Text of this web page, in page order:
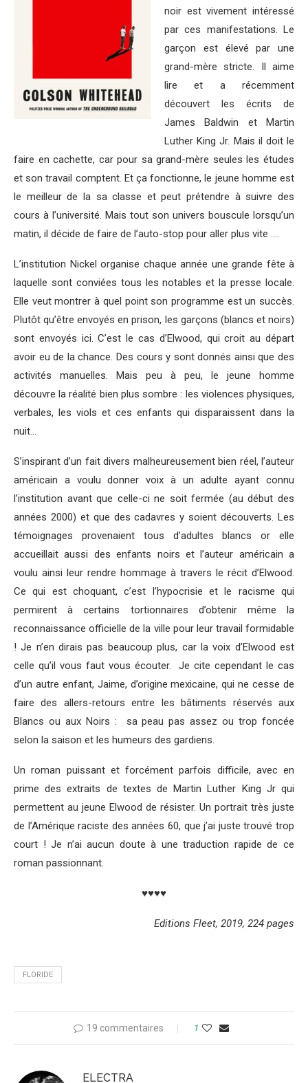
noir est vivement intéressé
par ces manifestations. Le
garçon est élevé par une
grand-mère stricte. Il aime
lire et a récemment
découvert les écrits de
James Baldwin et Martin
Luther King Jr. Mais il doit le
faire en cachette, car pour sa grand-mère seules les études
et son travail comptent. Et ça fonctionne, le jeune homme est
le meilleur de la sa classe et peut prétendre à suivre des
cours à l’université. Mais tout son univers bouscule lorsqu’un
matin, il décide de faire de l’auto-stop pour aller plus vite ….
L’institution Nickel organise chaque année une grande fête à
laquelle sont conviées tous les notables et la presse locale.
Elle veut montrer à quel point son programme est un succès.
Plutôt qu’être envoyés en prison, les garçons (blancs et noirs)
sont envoyés ici. C’est le cas d’Elwood, qui croit au départ
avoir eu de la chance. Des cours y sont donnés ainsi que des
activités manuelles. Mais peu à peu, le jeune homme
découvre la réalité bien plus sombre : les violences physiques,
verbales, les viols et ces enfants qui disparaissent dans la
nuit…
S’inspirant d’un fait divers malheureusement bien réel, l’auteur
américain a voulu donner voix à un adulte ayant connu
l’institution avant que celle-ci ne soit fermée (au début des
années 2000) et que des cadavres y soient découverts. Les
témoignages provenaient tous d’adultes blancs or elle
accueillait aussi des enfants noirs et l’auteur américain a
voulu ainsi leur rendre hommage à travers le récit d’Elwood.
Ce qui est choquant, c’est l’hypocrisie et le racisme qui
permirent à certains tortionnaires d’obtenir même la
reconnaissance officielle de la ville pour leur travail formidable
! Je n’en dirais pas beaucoup plus, car la voix d’Elwood est
celle qu’il vous faut vous écouter. Je cite cependant le cas
d’un autre enfant, Jaime, d’origine mexicaine, qui ne cesse de
faire des allers-retours entre les bâtiments réservés aux
Blancs ou aux Noirs : sa peau pas assez ou trop foncée
selon la saison et les humeurs des gardiens.
Un roman puissant et forcément parfois difficile, avec en
prime des extraits de textes de Martin Luther King Jr qui
permettent au jeune Elwood de résister. Un portrait très juste
de l’Amérique raciste des années 60, que j’ai juste trouvé trop
court ! Je n’ai aucun doute à une traduction rapide de ce
roman passionnant.
♥♥♥♥
Editions Fleet, 2019, 224 pages
FLORIDE
19 commentaires 1
ELECTRA